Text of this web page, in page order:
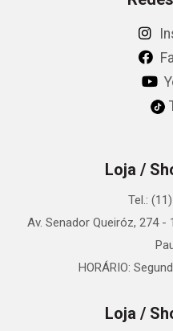
Loja /
Tel.:
Av. Senador Queiróz, 274
HORÁRIO:
Loja /